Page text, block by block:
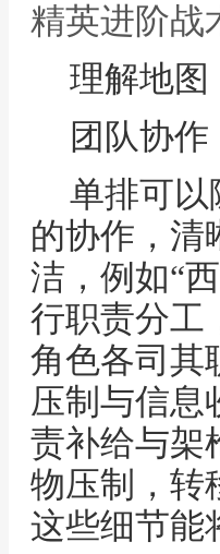
精英进阶战
理解地图
团队协
单排可以
的协作，清
洁，例如“
行职责分工
角色各司其
压制与信息
责补给与架
物压制，转
这些细节能